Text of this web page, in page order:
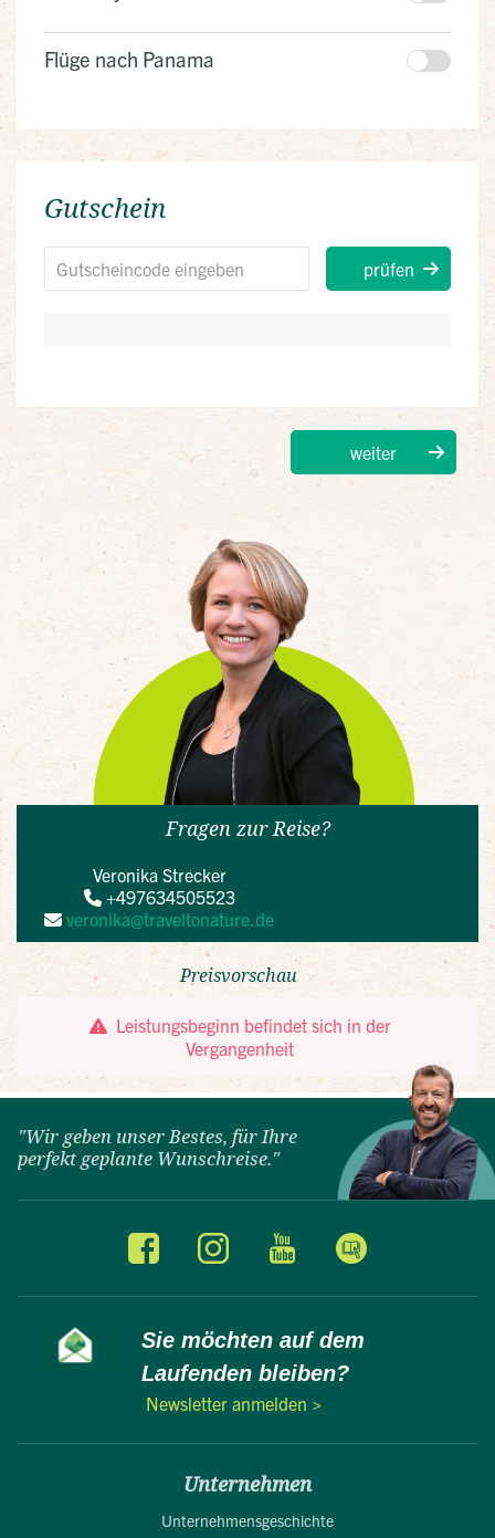
"Wir geben unser Bestes, für Ihre
perfekt geplante Wunschreise."
Sie möchten auf dem
Laufenden bleiben?
Newsletter anmelden >
Unternehmen
Unternehmensgeschichte